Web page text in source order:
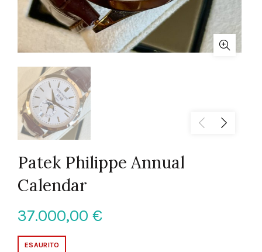
Patek Philippe Annual
Calendar
37.000,00 €
ESAURITO